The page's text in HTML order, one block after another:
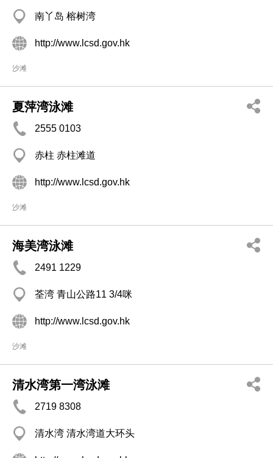
南丫岛 榕树湾
http://www.lcsd.gov.hk
沙滩
夏萍湾泳滩
2555 0103
赤柱 赤柱滩道
http://www.lcsd.gov.hk
沙滩
海美湾泳滩
2491 1229
荃湾 青山公路11 3/4咪
http://www.lcsd.gov.hk
沙滩
清水湾第一湾泳滩
2719 8308
清水湾 清水湾道大环头